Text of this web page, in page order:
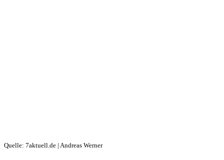
Quelle: 7aktuell.de | Andreas Werner